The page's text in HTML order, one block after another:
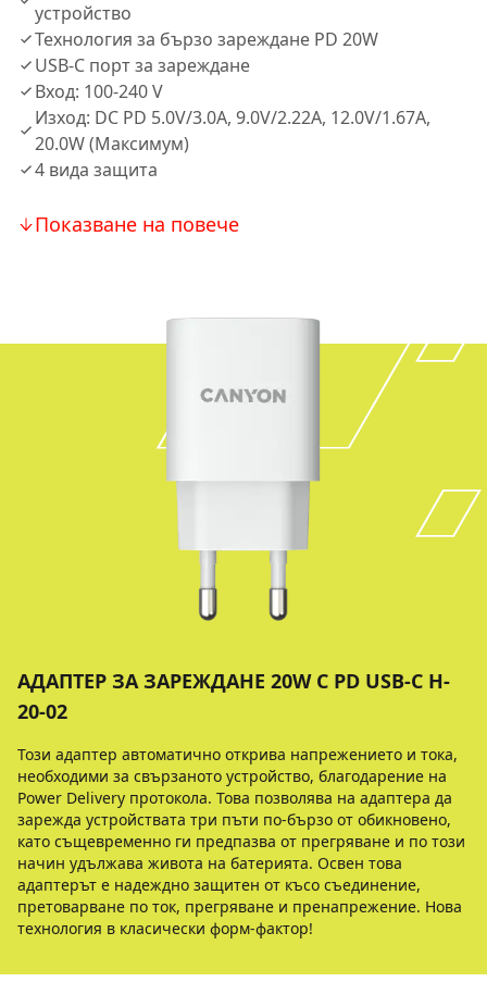
устройство
Технология за бързо зареждане PD 20W
USB-C порт за зареждане
Вход: 100-240 V
Изход: DC PD 5.0V/3.0A, 9.0V/2.22A, 12.0V/1.67A,
20.0W (Максимум)
4 вида защита
Показване на повече
АДАПТЕР ЗА ЗАРЕЖДАНЕ 20W С PD USB-C H-
20-02
Този адаптер автоматично открива напрежението и тока,
необходими за свързаното устройство, благодарение на
Power Delivery протокола. Това позволява на адаптера да
зарежда устройствата три пъти по-бързо от обикновено,
като същевременно ги предпазва от прегряване и по този
начин удължава живота на батерията. Освен това
адаптерът е надеждно защитен от късо съединение,
претоварване по ток, прегряване и пренапрежение. Нова
технология в класически форм-фактор!